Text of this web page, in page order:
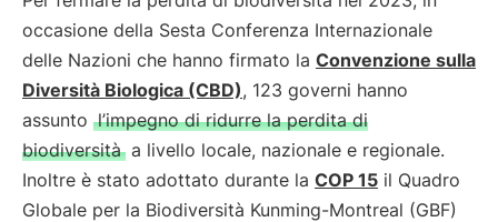
occasione della Sesta Conferenza Internazionale
delle Nazioni che hanno firmato la Convenzione sulla
Diversità Biologica (CBD), 123 governi hanno
assunto l’impegno di ridurre la perdita di
biodiversità a livello locale, nazionale e regionale.
Inoltre è stato adottato durante la COP 15 il Quadro
Globale per la Biodiversità Kunming-Montreal (GBF)